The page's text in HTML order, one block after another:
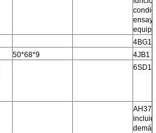
4BG1
50*68*9
4JB1
6SD1